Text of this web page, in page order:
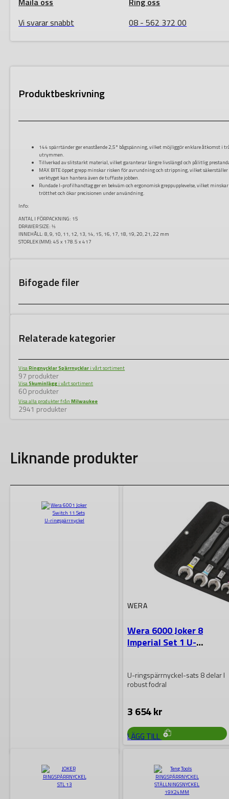
Vi svarar snabbt
08 - 562 372 00
Produktbeskrivning
144 spärrtänder ger enastående 2,5° bågspänning, vilket möjliggör enklare åtkomst i
utrymmen.
Tillverkad av slitstarkt material, vilket garanterar längre livslängd och pålitlig
MAX BITE öppet grepp minskar risken för avrundning och strippning, vilket
verktyget kan hantera även de tuffaste jobben.
Rundade I-profilhandtag ger en bekväm och ergonomisk greppupplevelse, vilket minskar
trötthet och ökar precisionen under användning.
Info:
ANTAL I FÖRPACKNING: 15
DRAWER SIZE:⅓
INNEHÅLL:8, 9, 10, 11, 12, 13, 14, 15, 16, 17, 18, 19, 20, 21, 22 mm
STORLEK (MM):45 x 178.5 x 417
Bifogade filer
Relaterade kategorier
VisaRingnycklar Spärrnycklar i vårt sortiment
97 produkter
VisaSkuminlägg i vårt sortiment
60 produkter
Visa alla produkter frånMilwaukee
2941 produkter
Liknande produkter
Wera 6001 Joker Switch
WERA
Wera 6000 Joker 8
Imperial Set 1 U-
U-ringspärrnyckel-sats 8 delar I
robust fodral
3 654kr
LÄGG TILL